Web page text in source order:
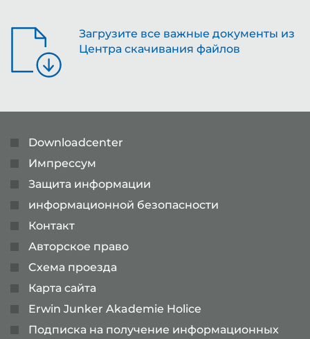
Загрузите все важные документы из
Центра скачивания файлов
Downloadcenter
Импрессум
Защита информации
информационной безопасности
Контакт
Авторское право
Cхема проезда
Карта сайта
Erwin Junker Akademie Holice
Подписка на получение информационных